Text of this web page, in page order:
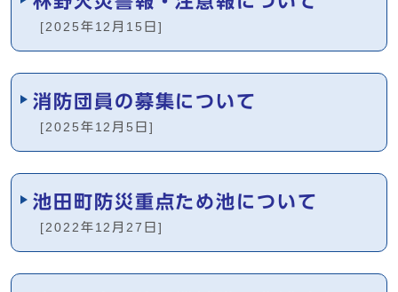
[2025年12月15日]
消防団員の募集について
[2025年12月5日]
池田町防災重点ため池について
[2022年12月27日]